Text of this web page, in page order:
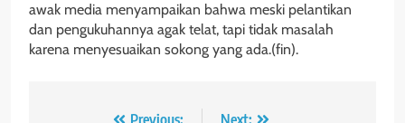
awak media menyampaikan bahwa meski pelantikan
dan pengukuhannya agak telat, tapi tidak masalah
karena menyesuaikan sokong yang ada.(fin).